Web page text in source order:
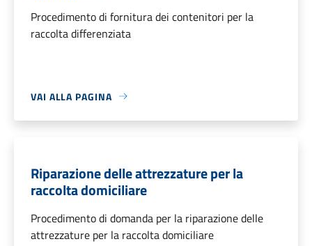
Procedimento di fornitura dei contenitori per la
raccolta differenziata
VAI ALLA PAGINA
Riparazione delle attrezzature per la
raccolta domiciliare
Procedimento di domanda per la riparazione delle
attrezzature per la raccolta domiciliare